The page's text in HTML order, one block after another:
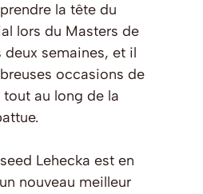
la tête du
lors du Masters de
semaines, et il
occasions de
au long de la
Lehecka est en
nouveau meilleur